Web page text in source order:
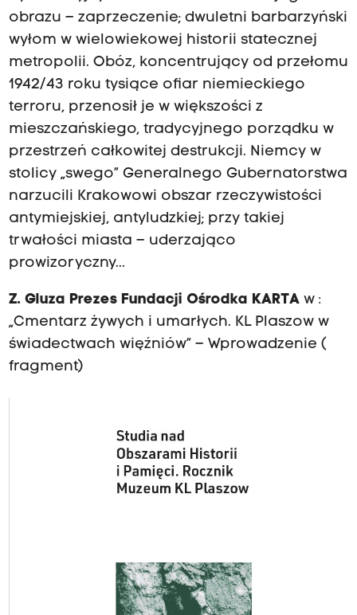
obrazu – zaprzeczenie; dwuletni barbarzyński
wyłom w wielowiekowej historii statecznej
metropolii. Obóz, koncentrujący od przełomu
1942/43 roku tysiące ofiar niemieckiego
terroru, przenosił je w większości z
mieszczańskiego, tradycyjnego porządku w
przestrzeń całkowitej destrukcji. Niemcy w
stolicy „swego” Generalnego Gubernatorstwa
narzucili Krakowowi obszar rzeczywistości
antymiejskiej, antyludzkiej; przy takiej
trwałości miasta – uderzająco
prowizoryczny...
Z. Gluza Prezes Fundacji Ośrodka KARTA w :
„Cmentarz żywych i umarłych. KL Plaszow w
świadectwach więźniów” – Wprowadzenie (
fragment)